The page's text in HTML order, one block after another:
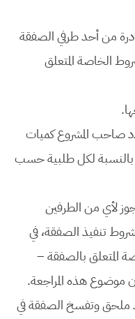
من أحد طرفي الصفقة
الخاصة المتعلق
صاحب المشروع كميات
بالنسبة لكل طلبية حسب
لأي من الطرفين
تنفيذ الصفقة، في
المتعلق بالصفقة –
موضوع هذه المراجعة.
ملحق وتفسخ الصفقة في